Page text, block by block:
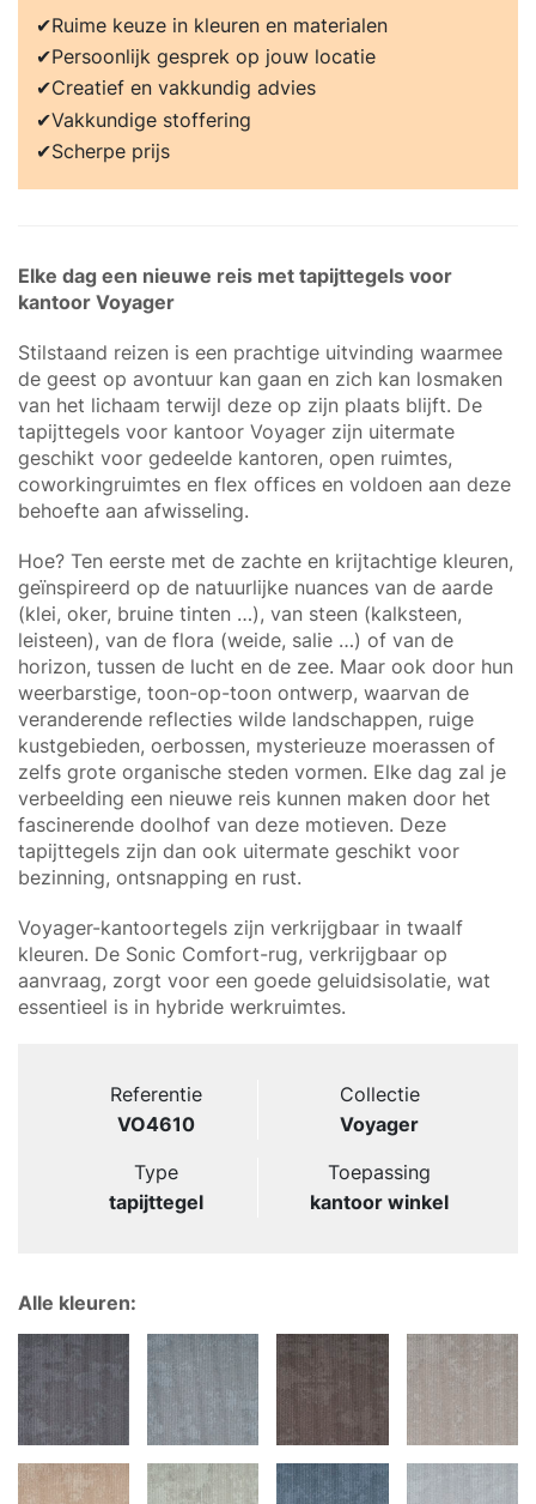
Ruime keuze in kleuren en materialen
Persoonlijk gesprek op jouw locatie
Creatief en vakkundig advies
Vakkundige stoffering
Scherpe prijs
Elke dag een nieuwe reis met tapijttegels voor
kantoor Voyager
Stilstaand reizen is een prachtige uitvinding waarmee
de geest op avontuur kan gaan en zich kan losmaken
van het lichaam terwijl deze op zijn plaats blijft. De
tapijttegels voor kantoor Voyager zijn uitermate
geschikt voor gedeelde kantoren, open ruimtes,
coworkingruimtes en flex offices en voldoen aan deze
behoefte aan afwisseling.
Hoe? Ten eerste met de zachte en krijtachtige kleuren,
geïnspireerd op de natuurlijke nuances van de aarde
(klei, oker, bruine tinten …), van steen (kalksteen,
leisteen), van de flora (weide, salie …) of van de
horizon, tussen de lucht en de zee. Maar ook door hun
weerbarstige, toon-op-toon ontwerp, waarvan de
veranderende reflecties wilde landschappen, ruige
kustgebieden, oerbossen, mysterieuze moerassen of
zelfs grote organische steden vormen. Elke dag zal je
verbeelding een nieuwe reis kunnen maken door het
fascinerende doolhof van deze motieven. Deze
tapijttegels zijn dan ook uitermate geschikt voor
bezinning, ontsnapping en rust.
Voyager-kantoortegels zijn verkrijgbaar in twaalf
kleuren. De Sonic Comfort-rug, verkrijgbaar op
aanvraag, zorgt voor een goede geluidsisolatie, wat
essentieel is in hybride werkruimtes.
Referentie
VO4610
Collectie
Voyager
Type
tapijttegel
Toepassing
kantoor winkel
Alle kleuren: